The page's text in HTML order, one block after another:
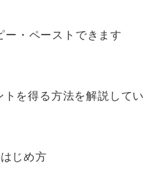
ー・ペーストできます
トを得る方法を解説してい
じめ方